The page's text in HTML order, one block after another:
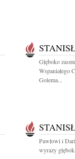
Głęboko
Wspaniałego
Golema...
Pawłowi i
wyrazy